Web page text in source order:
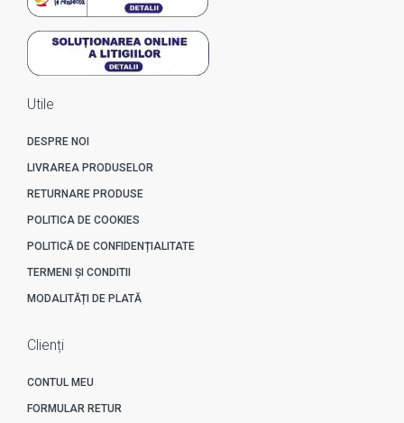
Utile
DESPRE NOI
LIVRAREA PRODUSELOR
RETURNARE PRODUSE
POLITICA DE COOKIES
POLITICĂ DE CONFIDENȚIALITATE
TERMENI ȘI CONDITII
MODALITĂȚI DE PLATĂ
Clienți
CONTUL MEU
FORMULAR RETUR